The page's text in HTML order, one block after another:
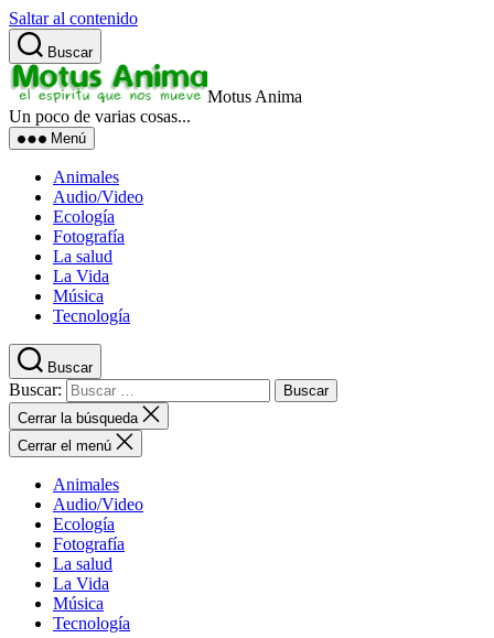
Saltar al contenido
Buscar
Motus Anima
Un poco de varias cosas...
Menú
Animales
Audio/Video
Ecología
Fotografía
La salud
La Vida
Música
Tecnología
Buscar
Buscar:
Cerrar la búsqueda
Cerrar el menú
Animales
Audio/Video
Ecología
Fotografía
La salud
La Vida
Música
Tecnología